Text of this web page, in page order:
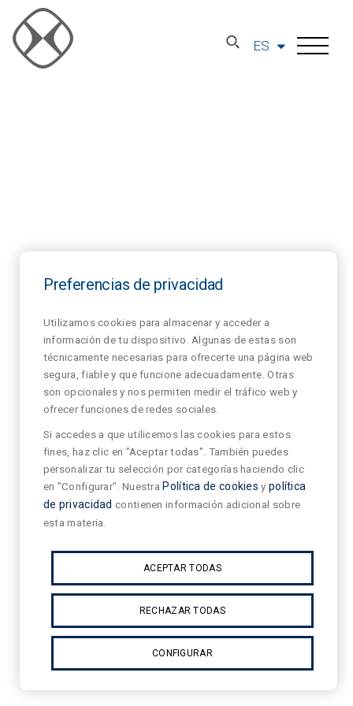
ES
Preferencias de privacidad
Utilizamos cookies para almacenar y acceder a
información de tu dispositivo. Algunas de estas son
técnicamente necesarias para ofrecerte una página web
segura, fiable y que funcione adecuadamente. Otras
son opcionales y nos permiten medir el tráfico web y
ofrecer funciones de redes sociales.
Si accedes a que utilicemos las cookies para estos
fines, haz clic en "Aceptar todas". También puedes
personalizar tu selección por categorías haciendo clic
en "Configurar". Nuestra Política de cookies y política
de privacidad contienen información adicional sobre
esta materia.
ACEPTAR TODAS
RECHAZAR TODAS
CONFIGURAR